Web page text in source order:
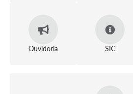
SELEÇÃO PÚBLICA PARA PREVIDÊNCIA
Galeria de Fotos
Ouvidoria SIC